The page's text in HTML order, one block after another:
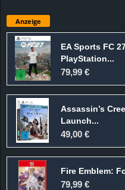
Anzeige
EA Sports FC
PlayStation...
79,99 €
Assassin’s
Launch...
49,00 €
Fire Emblem:
79,99 €